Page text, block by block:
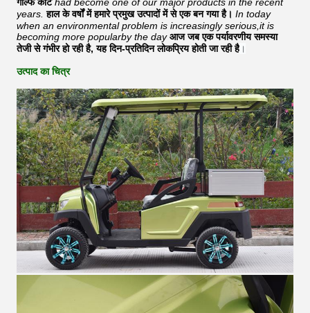
years. हाल के वर्षों में हमारे प्रमुख उत्पादों में से एक बन गया है। In today
when an environmental problem is increasingly serious,it is
becoming more popularby the day आज जब एक पर्यावरणीय समस्या
तेजी से गंभीर हो रही है, यह दिन-प्रतिदिन लोकप्रिय होती जा रही है ।
उत्पाद का चित्र